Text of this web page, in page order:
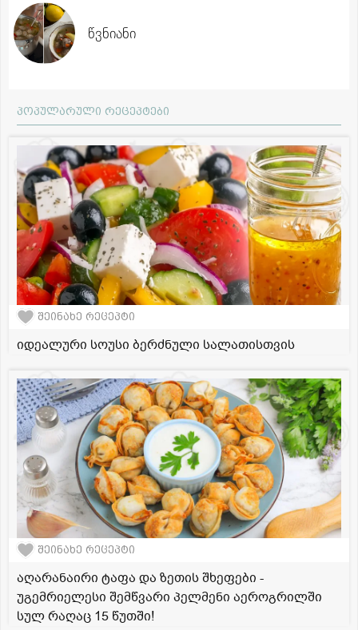
წვნიანი
პოპულარული რეცეპტები
შეინახე რეცეპტი
იდეალური სოუსი ბერძნული სალათისთვის
შეინახე რეცეპტი
აღარანაირი ტაფა და ზეთის შხეფები -
უგემრიელესი შემწვარი პელმენი აეროგრილში
სულ რაღაც 15 წუთში!